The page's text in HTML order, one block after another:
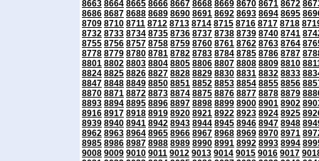
8663 8664 8665 8666 8667 8668 8669 8670 8671 8672
8686 8687 8688 8689 8690 8691 8692 8693 8694 8695
8709 8710 8711 8712 8713 8714 8715 8716 8717 8718
8732 8733 8734 8735 8736 8737 8738 8739 8740 8741
8755 8756 8757 8758 8759 8760 8761 8762 8763 8764
8778 8779 8780 8781 8782 8783 8784 8785 8786 8787
8801 8802 8803 8804 8805 8806 8807 8808 8809 8810
8824 8825 8826 8827 8828 8829 8830 8831 8832 8833
8847 8848 8849 8850 8851 8852 8853 8854 8855 8856
8870 8871 8872 8873 8874 8875 8876 8877 8878 8879
8893 8894 8895 8896 8897 8898 8899 8900 8901 8902
8916 8917 8918 8919 8920 8921 8922 8923 8924 8925
8939 8940 8941 8942 8943 8944 8945 8946 8947 8948
8962 8963 8964 8965 8966 8967 8968 8969 8970 8971
8985 8986 8987 8988 8989 8990 8991 8992 8993 8994
9008 9009 9010 9011 9012 9013 9014 9015 9016 9017